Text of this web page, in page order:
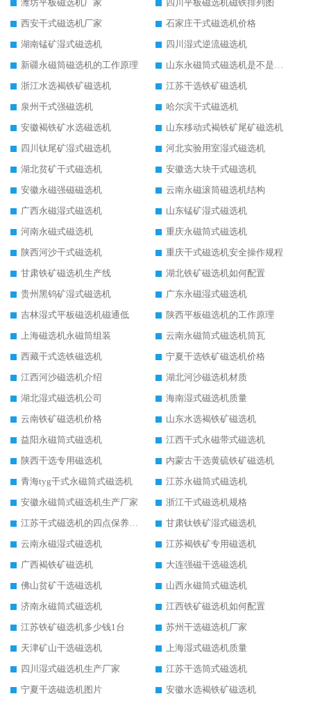
潍坊平板磁选机厂家
四川平板磁选机磁铁排列图
西安干式磁选机厂家
石家庄干式磁选机价格
湖南锰矿湿式磁选机
四川湿式逆流磁选机
新疆永磁筒磁选机的工作原理
山东永磁筒式磁选机是不是强磁
浙江水选褐铁矿磁选机
江苏干选铁矿磁选机
泉州干式强磁选机
哈尔滨干式磁选机
安徽褐铁矿水选磁选机
山东移动式褐铁矿尾矿磁选机
四川钛尾矿湿式磁选机
河北实验用室湿式磁选机
湖北贫矿干式磁选机
安徽选大块干式磁选机
安徽永磁强磁磁选机
云南永磁滚筒磁选机结构
广西永磁湿式磁选机
山东锰矿湿式磁选机
河南永磁式磁选机
重庆永磁筒式磁选机
陕西河沙干式磁选机
重庆干式磁选机安全操作规程
甘肃铁矿磁选机生产线
湖北铁矿磁选机如何配置
贵州黑钨矿湿式磁选机
广东永磁湿式磁选机
吉林湿式平板磁选机磁通低
陕西平板磁选机的工作原理
上海磁选机永磁筒组装
云南永磁筒式磁选机筒瓦
西藏干式选铁磁选机
宁夏干选铁矿磁选机价格
江西河沙磁选机介绍
湖北河沙磁选机材质
湖北湿式磁选机公司
海南湿式磁选机质量
云南铁矿磁选机价格
山东水选褐铁矿磁选机
益阳永磁筒式磁选机
江西干式永磁带式磁选机
陕西干选专用磁选机
内蒙古干选黄硫铁矿磁选机
青海tyg干式永磁筒式磁选机
江苏永磁筒式磁选机
安徽永磁筒式磁选机生产厂家
浙江干式磁选机规格
江苏干式磁选机的四点保养秘籍
甘肃钛铁矿湿式磁选机
云南永磁湿式磁选机
江苏褐铁矿专用磁选机
广西褐铁矿磁选机
大连强磁干选磁选机
佛山贫矿干选磁选机
山西永磁筒式磁选机
济南永磁筒式磁选机
江西铁矿磁选机如何配置
江苏铁矿磁选机多少钱1台
苏州干选磁选机厂家
天津矿山干选磁选机
上海湿式磁选机质量
四川湿式磁选机生产厂家
江苏干选筒式磁选机
宁夏干选磁选机图片
安徽水选褐铁矿磁选机